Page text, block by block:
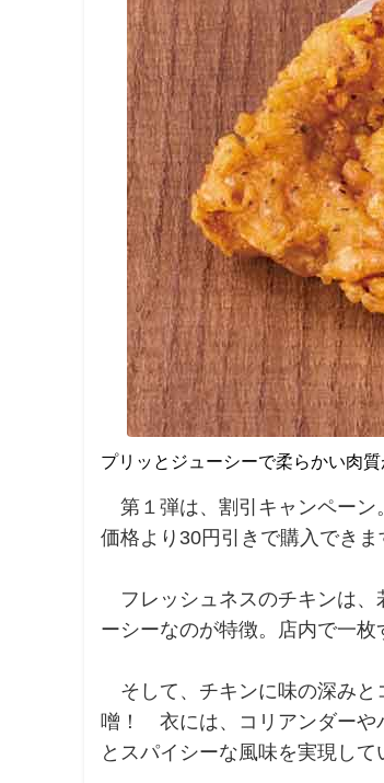
プリッとジューシーで柔らかい肉
第１弾は、割引キャンペーン
価格より30円引きで購入できま
フレッシュネスのチキンは、
ーシーなのが特徴。店内で一枚
そして、チキンに味の深みと
噌！ 衣には、コリアンダーや
とスパイシーな風味を実現し